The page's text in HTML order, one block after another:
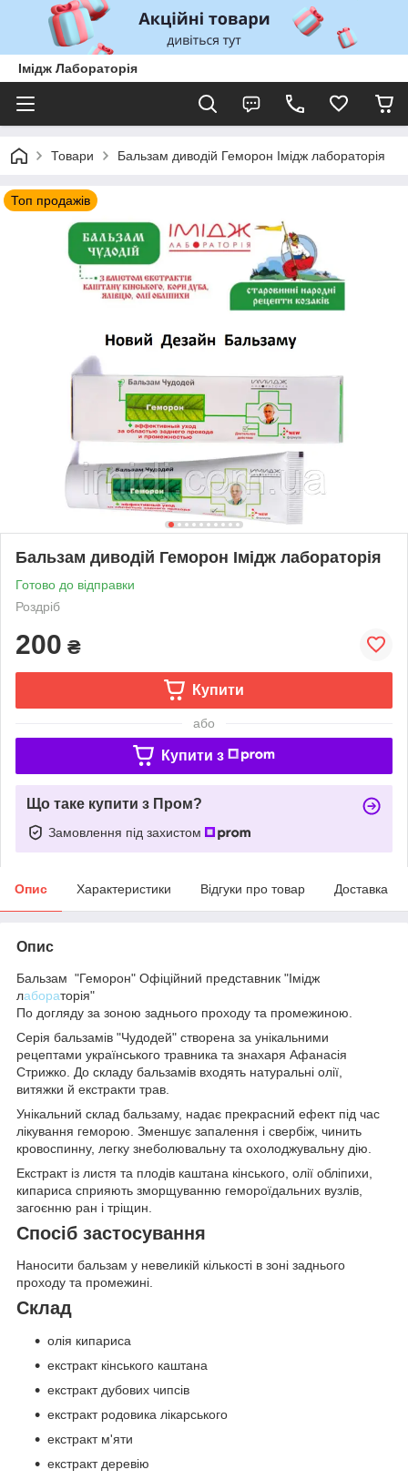
Імідж Лабораторія
Товари Бальзам диводій Геморон Імідж лабораторія
Топ продажів
Бальзам диводій Геморон Імідж лабораторія
Готово до відправки
Роздріб
200 ₴
Купити
або
Купити з
Що таке купити з Пром?
Замовлення під захистом
Опис Характеристики Відгуки про товар Доставка
Опис
Бальзам "Геморон" Офіційний представник "Імідж
лабораторія"
По догляду за зоною заднього проходу та промежиною.
Серія бальзамів "Чудодей" створена за унікальними
рецептами українського травника та знахаря Афанасія
Стрижко. До складу бальзамів входять натуральні олії,
витяжки й екстракти трав.
Унікальний склад бальзаму, надає прекрасний ефект під час
лікування геморою. Зменшує запалення і свербіж, чинить
кровоспинну, легку знеболювальну та охолоджувальну дію.
Екстракт із листя та плодів каштана кінського, олії обліпихи,
кипариса сприяють зморщуванню гемороїдальних вузлів,
загоєнню ран і тріщин.
Спосіб застосування
Наносити бальзам у невеликій кількості в зоні заднього
проходу та промежині.
Склад
олія кипариса
екстракт кінського каштана
екстракт дубових чипсів
екстракт родовика лікарського
екстракт м'яти
екстракт деревію